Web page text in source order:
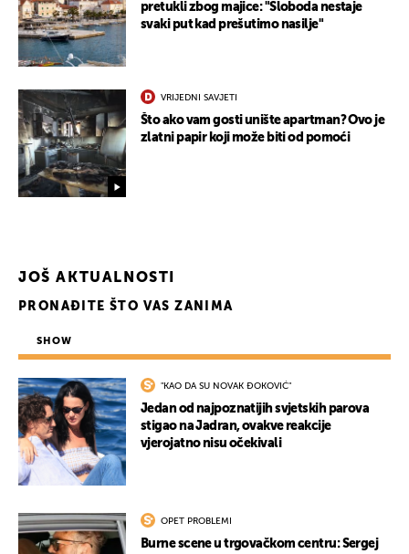
pretukli zbog majice: "Sloboda nestaje
svaki put kad prešutimo nasilje"
VRIJEDNI SAVJETI
Što ako vam gosti unište apartman? Ovo je
zlatni papir koji može biti od pomoći
JOŠ AKTUALNOSTI
PRONAĐITE ŠTO VAS ZANIMA
SHOW
"KAO DA SU NOVAK ĐOKOVIĆ"
Jedan od najpoznatijih svjetskih parova
stigao na Jadran, ovakve reakcije
vjerojatno nisu očekivali
OPET PROBLEMI
Burne scene u trgovačkom centru: Sergej